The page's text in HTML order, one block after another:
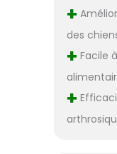
+
des
+ Facile
+